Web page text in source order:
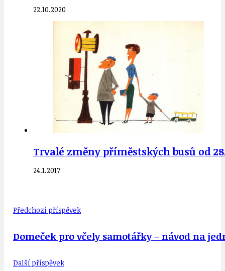
22.10.2020
Trvalé změny příměstských busů od
24.1.2017
Předchozí příspěvek
Domeček pro včely samotářky – návod na
Další příspěvek